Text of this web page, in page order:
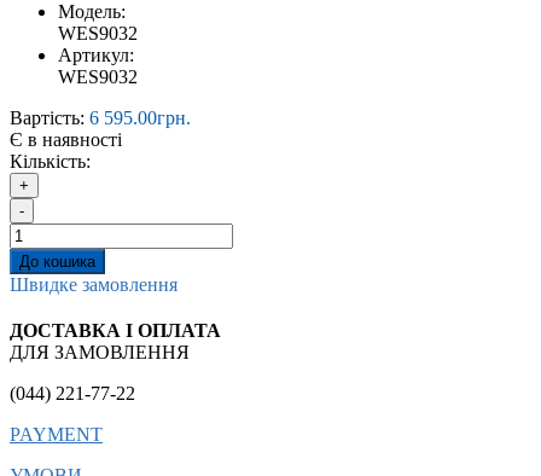
Модель:
WES9032
Артикул:
WES9032
Вартість: 6 595.00грн.
Є в наявності
Кількість:
+
-
До кошика
Швидке замовлення
ДОСТАВКА І ОПЛАТА
ДЛЯ ЗАМОВЛЕННЯ
(044) 221-77-22
PAYMENT